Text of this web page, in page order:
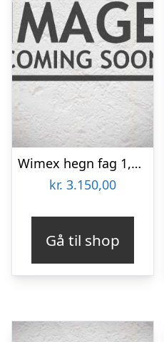
Wimex hegn fag 1,8×1,895m – 9969000050
kr. 3.150,00
Gå til shop